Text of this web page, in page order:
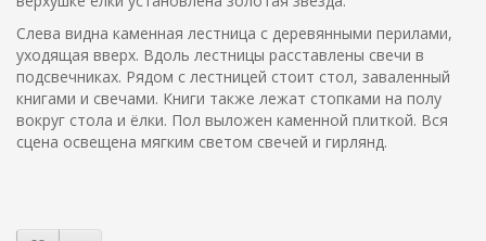
Слева видна каменная лестница с деревянными перилами,
уходящая вверх. Вдоль лестницы расставлены свечи в
подсвечниках. Рядом с лестницей стоит стол, заваленный
книгами и свечами. Книги также лежат стопками на полу
вокруг стола и ёлки. Пол выложен каменной плиткой. Вся
сцена освещена мягким светом свечей и гирлянд.